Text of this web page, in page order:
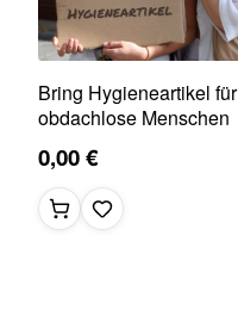
Bring Hygieneartikel für
obdachlose Menschen
0,00 €